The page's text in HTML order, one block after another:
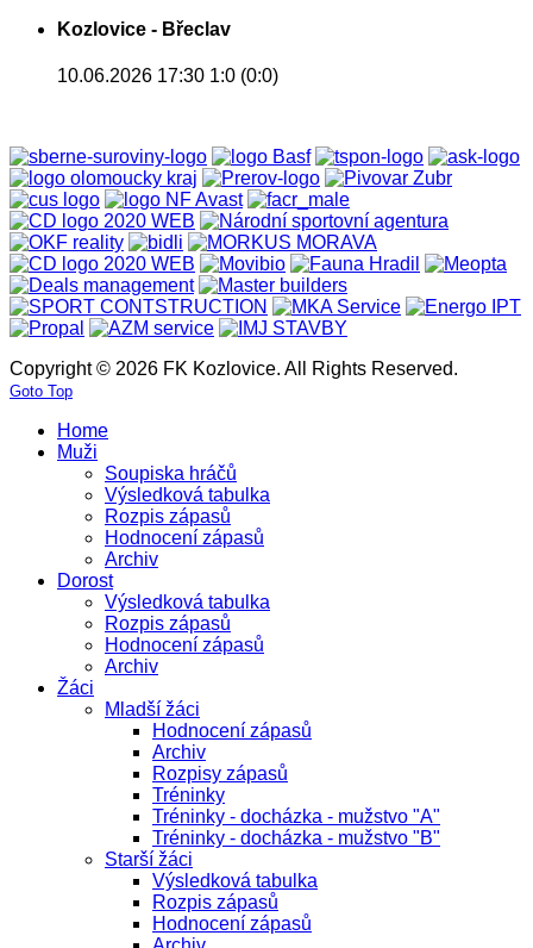
Kozlovice - Břeclav
10.06.2026 17:30 1:0 (0:0)
Copyright © 2026 FK Kozlovice. All Rights Reserved.
Goto Top
Home
Muži
Soupiska hráčů
Výsledková tabulka
Rozpis zápasů
Hodnocení zápasů
Archiv
Dorost
Výsledková tabulka
Rozpis zápasů
Hodnocení zápasů
Archiv
Žáci
Mladší žáci
Hodnocení zápasů
Archiv
Rozpisy zápasů
Tréninky
Tréninky - docházka - mužstvo "A"
Tréninky - docházka - mužstvo "B"
Starší žáci
Výsledková tabulka
Rozpis zápasů
Hodnocení zápasů